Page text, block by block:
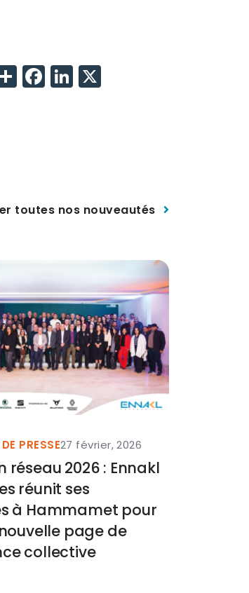
ShareFacebook
LinkedIn
toutes nos nouveautés
PRESSE27 février, 2026
réseau 2026 : Ennakl
réunit ses
à Hammamet pour
page de
collective